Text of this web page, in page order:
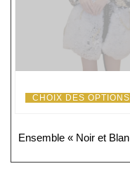
CHOIX DES OPTIONS